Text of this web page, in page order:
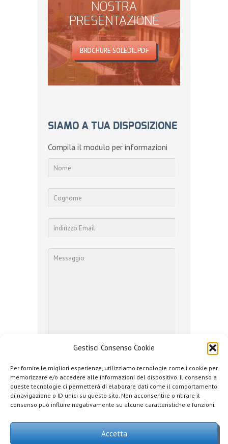
Gestisci Consenso Cookie
Per fornire le migliori esperienze, utilizziamo tecnologie come i cookie per
memorizzare e/o accedere alle informazioni del dispositivo. Il consenso a
queste tecnologie ci permetterà di elaborare dati come il comportamento
di navigazione o ID unici su questo sito. Non acconsentire o ritirare il
consenso può influire negativamente su alcune caratteristiche e funzioni.
Accetta
NOSTRA
PRESENTAZIONE
BROCHURE SOLEDIL PDF
SIAMO A TUA DISPOSIZIONE
Compila il modulo per informazioni
Ho letto l'informativa sulla Privacye
presto il consenso